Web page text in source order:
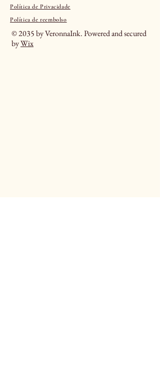
Política de Privacidade
Política de reembolso
© 2035 by VeronnaInk. Powered and secured
byWix